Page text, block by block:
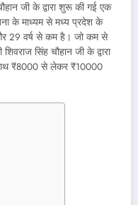
जी के द्वारा शुरू की गई एक
के माध्यम से मध्य प्रदेश के
29 वर्ष से कम है। जो कम से
सिंह चौहान जी के द्वारा
₹8000 से लेकर ₹10000